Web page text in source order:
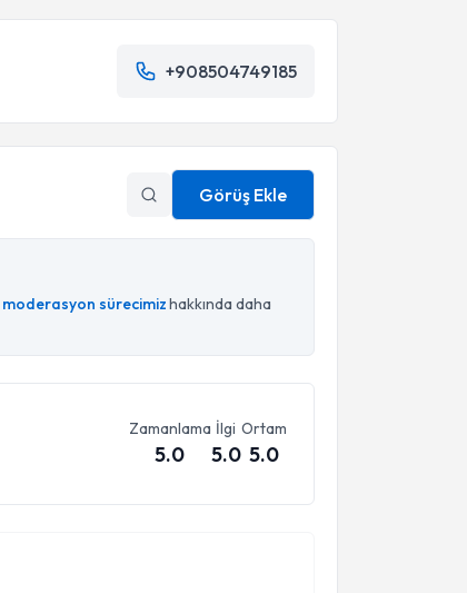
+908504749185
Görüş Ekle
moderasyon sürecimizhakkında daha
Zamanlama
5.0
İlgi
5.0
Ortam
5.0